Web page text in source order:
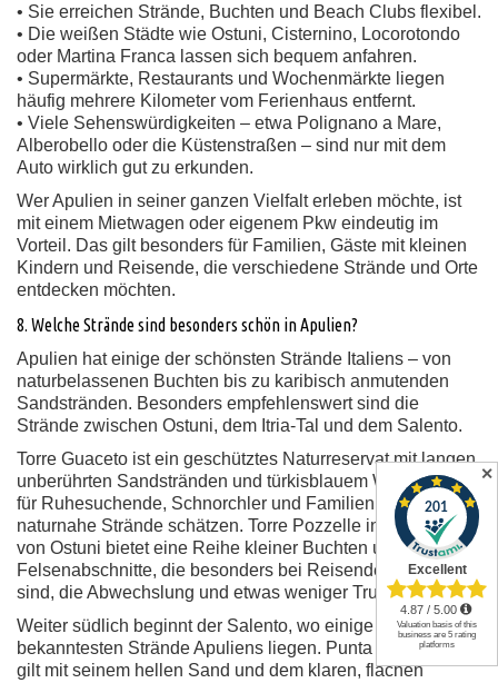
• Sie erreichen Strände, Buchten und Beach Clubs flexibel.
• Die weißen Städte wie Ostuni, Cisternino, Locorotondo
oder Martina Franca lassen sich bequem anfahren.
• Supermärkte, Restaurants und Wochenmärkte liegen
häufig mehrere Kilometer vom Ferienhaus entfernt.
• Viele Sehenswürdigkeiten – etwa Polignano a Mare,
Alberobello oder die Küstenstraßen – sind nur mit dem
Auto wirklich gut zu erkunden.
Wer Apulien in seiner ganzen Vielfalt erleben möchte, ist
mit einem Mietwagen oder eigenem Pkw eindeutig im
Vorteil. Das gilt besonders für Familien, Gäste mit kleinen
Kindern und Reisende, die verschiedene Strände und Orte
entdecken möchten.
8. Welche Strände sind besonders schön in Apulien?
Apulien hat einige der schönsten Strände Italiens – von
naturbelassenen Buchten bis zu karibisch anmutenden
Sandstränden. Besonders empfehlenswert sind die
Strände zwischen Ostuni, dem Itria-Tal und dem Salento.
Torre Guaceto ist ein geschütztes Naturreservat mit langen,
unberührten Sandstränden und türkisblauem Wasser. Ideal
für Ruhesuchende, Schnorchler und Familien, die
naturnahe Strände schätzen. Torre Pozzelle in der Nähe
von Ostuni bietet eine Reihe kleiner Buchten und
Felsenabschnitte, die besonders bei Reisenden beliebt
sind, die Abwechslung und etwas weniger Trubel suchen.
Weiter südlich beginnt der Salento, wo einige der
bekanntesten Strände Apuliens liegen. Punta Prosciutto
gilt mit seinem hellen Sand und dem klaren, flachen
✕